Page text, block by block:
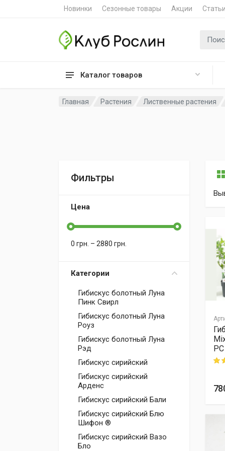
Новинки Сезонные товары Акции Статьи
Каталог товаров
Поиск
Главная Растения Лиственные растения
Фильтры
Цена
0 грн. – 2880 грн.
Категории
Гибискус болотный Луна
Пинк Свирл
Гибискус болотный Луна
Роуз
Гибискус болотный Луна
Рэд
Гибискус сирийский
Гибискус сирийский
Арденс
Гибискус сирийский Бали
Гибискус сирийский Блю
Шифон ®
Гибискус сирийский Вазо
Бло